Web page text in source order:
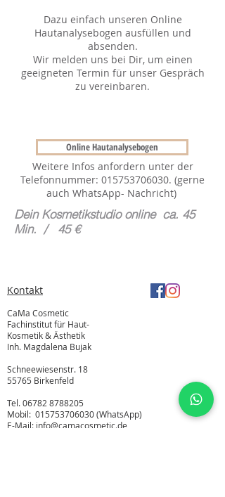
Dazu einfach unseren Online
Hautanalysebogen ausfüllen und
absenden.
Wir melden uns bei Dir, um einen
geeigneten Termin für unser Gespräch
zu vereinbaren.
Weitere Infos anfordern unter der
Telefonnummer: 015753706030. (gerne
auch WhatsApp- Nachricht)
Online Hautanalysebogen
Dein Kosmetikstudio online ca. 45
Min. / 45 €
Kontakt
CaMa Cosmetic
Fachinstitut für Haut-
Kosmetik & Ästhetik
Inh. Magdalena Bujak
Schneewiesenstr. 18
55765 Birkenfeld
Tel.06782 8788205
Mobil: 015753706030(WhatsApp)
E-Mail: info@camacosmetic.de